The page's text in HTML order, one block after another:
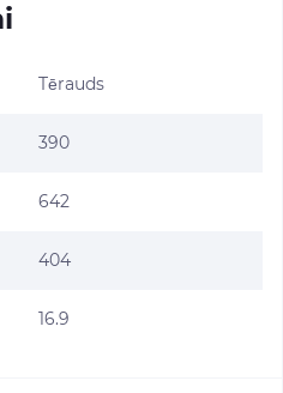
Tērauds
390
642
404
16.9